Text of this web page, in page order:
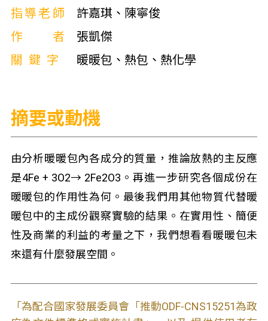
指導老師
許嘉琪、陳寧俊
作者
張凱傑
關鍵字
暖暖包、熱包、熱化學
摘要或動機
由分析暖暖包內各成分的質量，推論放熱的主反應
是4Fe + 3O2→ 2Fe2O3 。再進一步研究各個成份在
暖暖包的作用性為何。最後我們用其他物質代替暖
暖包中的主成份觀察實驗的結果。在實用性、簡便
性及商業的利益的考量之下，我們想看看暖暖包未
來還有什麼發展空間。
「為配合國家發展委員會「推動ODF-CNS15251為政